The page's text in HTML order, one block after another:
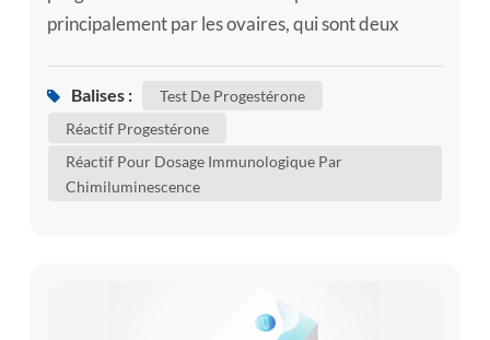
principalement par les ovaires, qui sont deux
contiennent des ovules. La progestérone joue un
l'utérus à la grossesse et aide à maintenir une
Balises :
Test De Progestérone
Réactif Progestérone
Réactif Pour Dosage Immunologique Par
Chimiluminescence